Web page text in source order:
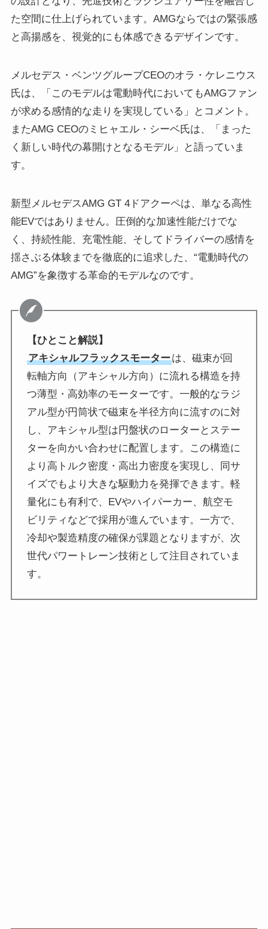
た空間に仕上げられています。AMGならではの緊張感
と高揚感を、視覚的にも体感できるデザインです。
メルセデス・ベンツグループCEOのオラ・ケレニウス
氏は、「このモデルは電動時代においてもAMGファン
が求める感情的な走りを実現している」とコメント。
またAMG CEOのミヒャエル・シーベ氏は、「まった
く新しい時代の幕開けとなるモデル」と語っていま
す。
新型メルセデスAMG GT 4ドアクーペは、単なる高性
能EVではありません。圧倒的な加速性能だけでな
く、持続性能、充電性能、そしてドライバーの感情を
揺さぶる体験までを徹底的に追求した、“電動時代の
AMG”を象徴する革命的モデルなのです。
【ひとこと解説】
アキシャルフラックスモーターは、磁束が回
転軸方向（アキシャル方向）に流れる構造を持
つ薄型・高効率のモーターです。一般的なラジ
アル型が円筒状で磁束を半径方向に流すのに対
し、アキシャル型は円盤状のローターとステー
ターを向かい合わせに配置します。この構造に
より高トルク密度・高出力密度を実現し、同サ
イズでもより大きな駆動力を発揮できます。軽
量化にも有利で、EVやハイパーカー、航空モ
ビリティなどで採用が進んでいます。一方で、
冷却や製造精度の確保が課題となりますが、次
世代パワートレーン技術として注目されていま
す。